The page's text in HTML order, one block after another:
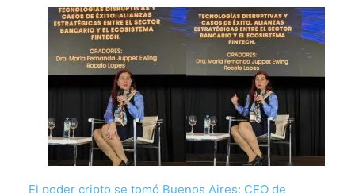
El poder cripto se tomó Buenos Aires: CEO de